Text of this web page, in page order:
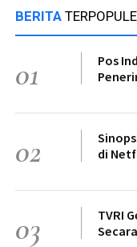
BERITA
01
Pos
02
di
03
TVRI